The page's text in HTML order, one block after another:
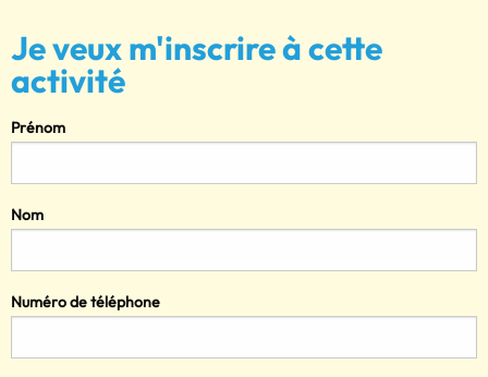
Je veux m'inscrire à cette
activité
Prénom
Nom
Numéro de téléphone